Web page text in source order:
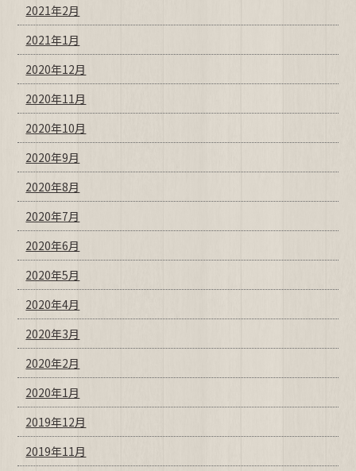
2021年2月
2021年1月
2020年12月
2020年11月
2020年10月
2020年9月
2020年8月
2020年7月
2020年6月
2020年5月
2020年4月
2020年3月
2020年2月
2020年1月
2019年12月
2019年11月